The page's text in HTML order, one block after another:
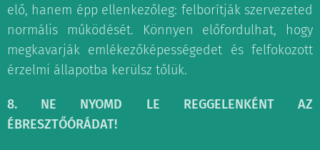
elő, hanem épp ellenkezőleg: felborítják szervezeted
normális működését. Könnyen előfordulhat, hogy
megkavarják emlékezőképességedet és felfokozott
érzelmi állapotba kerülsz tőlük.
8. NE NYOMD LE REGGELENKÉNT AZ
ÉBRESZTŐÓRÁDAT!